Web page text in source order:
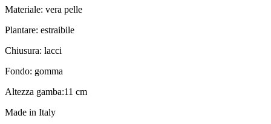
Materiale: vera pelle
Plantare: estraibile
Chiusura: lacci
Fondo: gomma
Altezza gamba:11 cm
Made in Italy